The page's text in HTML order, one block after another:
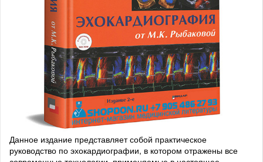
Данное издание представляет собой практическое
руководство по эхокардиографии, в котором отражены все